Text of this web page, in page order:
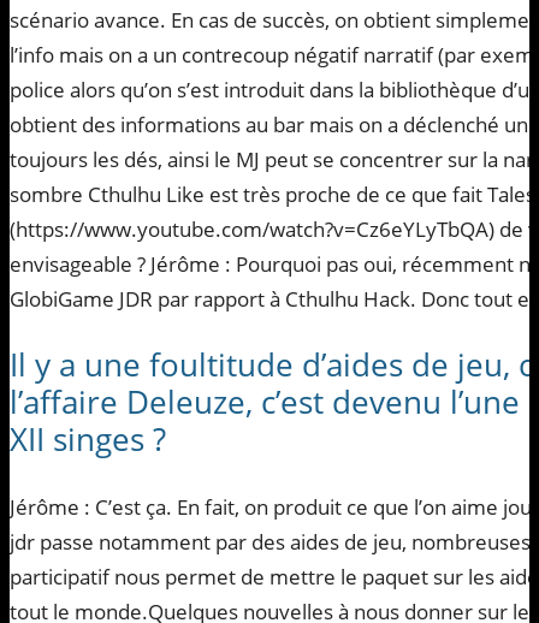
scénario avance. En cas de succès, on obtient
l’info mais on a un contrecoup négatif narratif (par
police alors qu’on s’est introduit dans la bibliothèque
obtient des informations au bar mais on a déclenché
toujours les dés, ainsi le MJ peut se concentrer sur la
sombre Cthulhu Like est très proche de ce que fait
(https://www.youtube.com/watch?v=Cz6eYLyTbQA) de
envisageable ? Jérôme : Pourquoi pas oui, récemment
GlobiGame JDR par rapport à Cthulhu Hack. Donc tout
Il y a une foultitude d’aides de jeu,
l’affaire Deleuze, c’est devenu
XII singes ?
Jérôme : C’est ça. En fait, on produit ce que l’on aime
jdr passe notamment par des aides de jeu,
participatif nous permet de mettre le paquet sur les
tout le monde.Quelques nouvelles à nous donner sur